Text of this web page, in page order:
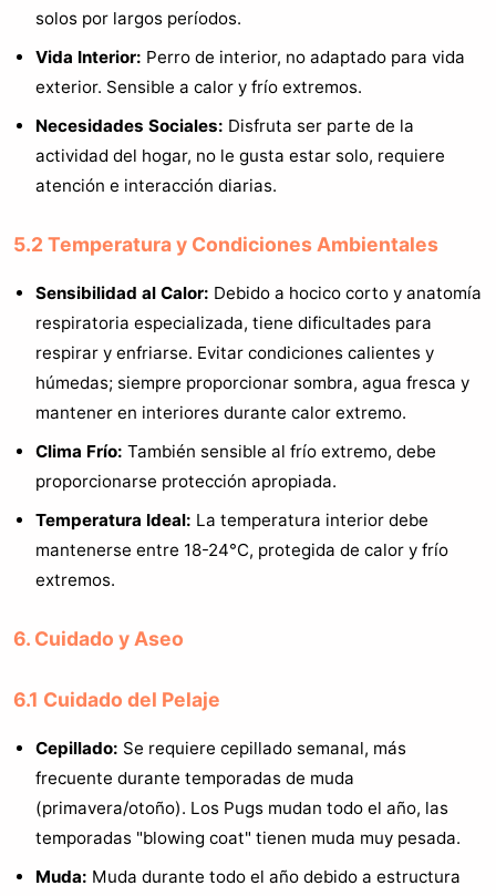
solos por largos períodos.
Vida Interior: Perro de interior, no adaptado para vida
exterior. Sensible a calor y frío extremos.
Necesidades Sociales: Disfruta ser parte de la
actividad del hogar, no le gusta estar solo, requiere
atención e interacción diarias.
5.2 Temperatura y Condiciones Ambientales
Sensibilidad al Calor: Debido a hocico corto y anatomía
respiratoria especializada, tiene dificultades para
respirar y enfriarse. Evitar condiciones calientes y
húmedas; siempre proporcionar sombra, agua fresca y
mantener en interiores durante calor extremo.
Clima Frío: También sensible al frío extremo, debe
proporcionarse protección apropiada.
Temperatura Ideal: La temperatura interior debe
mantenerse entre 18-24°C, protegida de calor y frío
extremos.
6. Cuidado y Aseo
6.1 Cuidado del Pelaje
Cepillado: Se requiere cepillado semanal, más
frecuente durante temporadas de muda
(primavera/otoño). Los Pugs mudan todo el año, las
temporadas "blowing coat" tienen muda muy pesada.
Muda: Muda durante todo el año debido a estructura